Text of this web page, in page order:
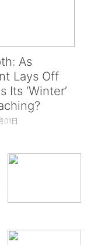
As
Lays Off
Its ‘Winter’
01日